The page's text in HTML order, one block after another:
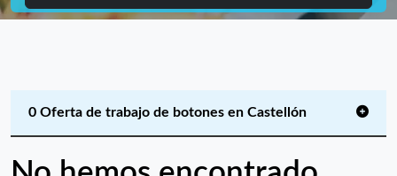
0 Oferta de trabajo de botones en Castellón